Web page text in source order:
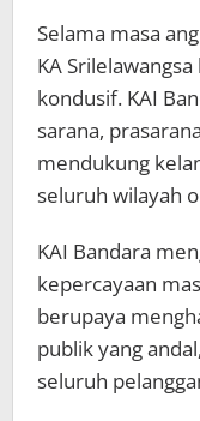
Selama masa
KA
kondusif. KAI
sarana,
mendukung
seluruh wilayah
KAI Bandara
kepercayaan
berupaya
publik yang
seluruh